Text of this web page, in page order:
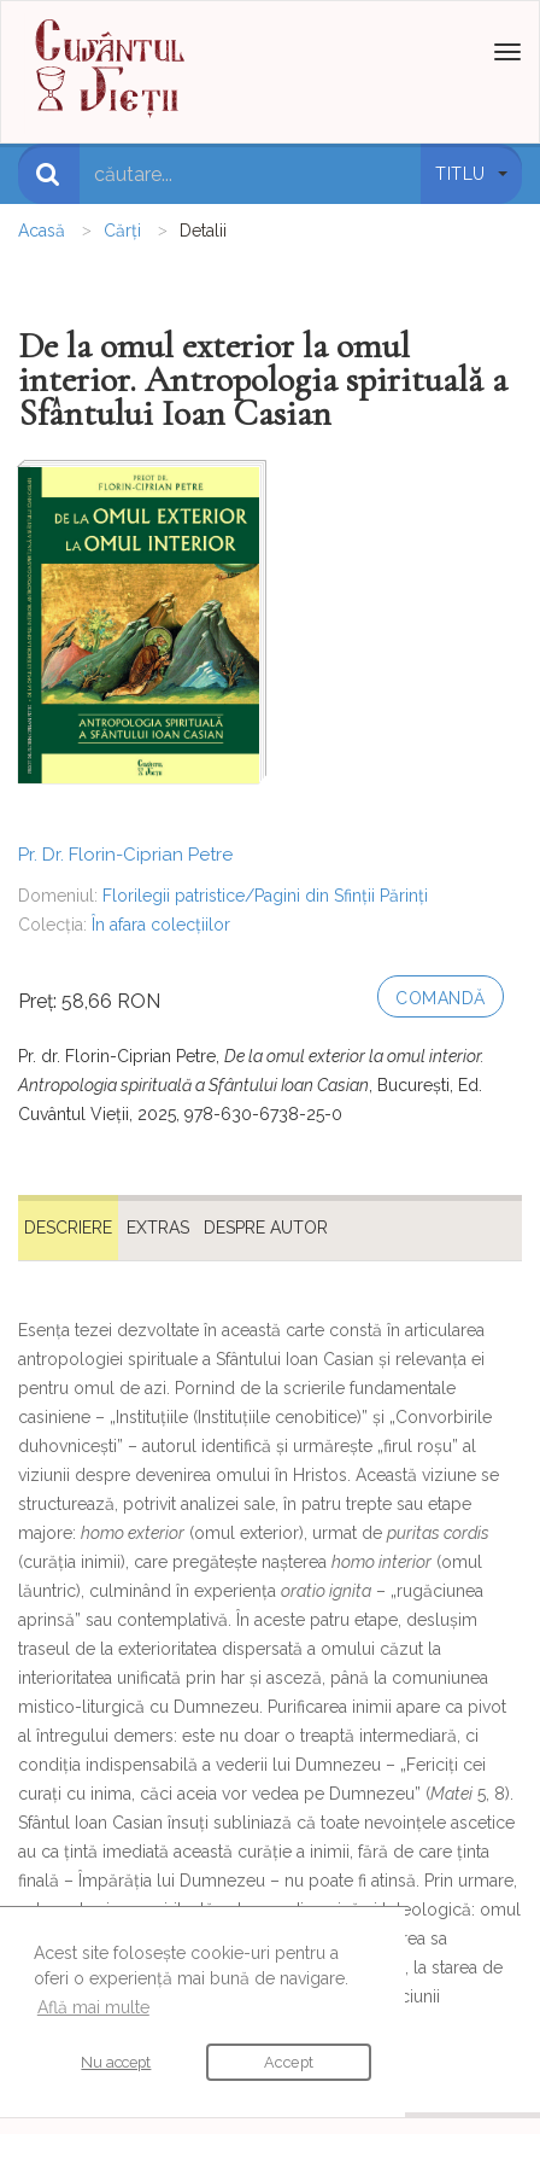
Acest site folosește cookie-uri pentru a
oferi o experiență mai bună de navigare.
Află mai multe
Nu accept Accept
TITLU
Acasă Cărți Detalii
De la omul exterior la omul
interior. Antropologia spirituală a
Sfântului Ioan Casian
Pr. Dr. Florin-Ciprian Petre
Domeniul: Florilegii patristice/Pagini din Sfinții Părinți
Colecția: În afara colecțiilor
Preț: 58,66 RON COMANDĂ
Pr. dr. Florin-Ciprian Petre, De la omul exterior la omul interior.
Antropologia spirituală a Sfântului Ioan Casian, București, Ed.
Cuvântul Vieții, 2025, 978-630-6738-25-0
DESCRIERE EXTRAS DESPRE AUTOR
Esența tezei dezvoltate în această carte constă în articularea
antropologiei spirituale a Sfântului Ioan Casian și relevanța ei
pentru omul de azi. Pornind de la scrierile fundamentale
casiniene – „Instituțiile (Instituțiile cenobitice)” și „Convorbirile
duhovnicești” – autorul identifică și urmărește „firul roșu” al
viziunii despre devenirea omului în Hristos. Această viziune se
structurează, potrivit analizei sale, în patru trepte sau etape
majore: homo exterior (omul exterior), urmat de puritas cordis
(curăția inimii), care pregătește nașterea homo interior (omul
lăuntric), culminând în experiența oratio ignita – „rugăciunea
aprinsă” sau contemplativă. În aceste patru etape, deslușim
traseul de la exterioritatea dispersată a omului căzut la
interioritatea unificată prin har și asceză, până la comuniunea
mistico-liturgică cu Dumnezeu. Purificarea inimii apare ca pivot
al întregului demers: este nu doar o treaptă intermediară, ci
condiția indispensabilă a vederii lui Dumnezeu – „Fericiți cei
curați cu inima, căci aceia vor vedea pe Dumnezeu” (Matei 5, 8).
Sfântul Ioan Casian însuți subliniază că toate nevoințele ascetice
au ca țintă imediată această curăție a inimii, fără de care ținta
finală – Împărăția lui Dumnezeu – nu poate fi atinsă. Prin urmare,
antropologia sa spirituală este una dinamică și teleologică: omul
este chemat la o transformare profundă, de la starea sa
exterioară, prins în patimi și preocupări trecătoare, la starea de
om lăuntric, luminat de prezența harului și a rugăciunii